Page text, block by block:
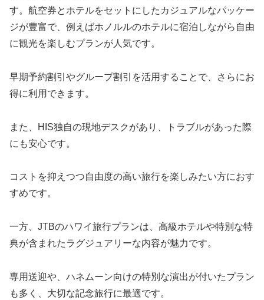
す。航空券とホテルをセットにしたカジュアルなパッケー
ジが豊富で、例えばホノルルのホテルに宿泊しながら自由
に観光を楽しむプランが人気です。
早期予約割引やグループ割引を活用することで、さらにお
得に利用できます。
また、HIS独自の現地デスクがあり、トラブルがあった際
にも安心です。
コストを抑えつつ自由度の高い旅行を楽しみたい方におす
すめです。
一方、JTBのハワイ旅行プランは、高級ホテルや特別な特
典が含まれたラグジュアリーな内容が魅力です。
専用送迎や、ハネムーン向けの特別な演出が付いたプラン
も多く、大切な記念旅行に最適です。